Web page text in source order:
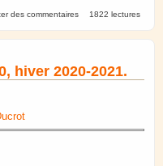
pratiques au rucher école à
des commentaires 1822 lectures
hiver 2020-2021.